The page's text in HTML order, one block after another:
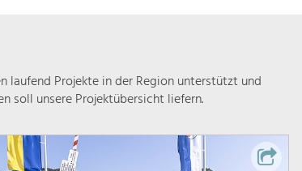
laufend Projekte in der Region unterstützt und
soll unsere Projektübersicht liefern.